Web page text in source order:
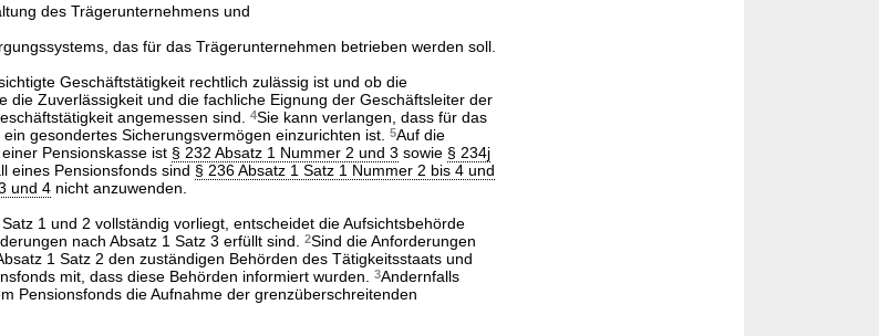
des Trägerunternehmens und
das für das Trägerunternehmen betrieben werden soll.
Geschäftstätigkeit rechtlich zulässig ist und ob die
die Zuverlässigkeit und die fachliche Eignung der Geschäftsleiter der
angemessen sind.
4Sie kann verlangen, dass für das
gesondertes Sicherungsvermögen einzurichten ist.
5Auf die
Pensionskasse ist § 232 Absatz 1 Nummer 2 und 3 sowie § 234j
eines Pensionsfonds sind § 236 Absatz 1 Satz 1 Nummer 2 bis 4 und
und 4 nicht anzuwenden.
1 und 2 vollständig vorliegt, entscheidet die Aufsichtsbehörde
nach Absatz 1 Satz 3 erfüllt sind.
2Sind die Anforderungen
1 Satz 2 den zuständigen Behörden des Tätigkeitsstaats und
mit, dass diese Behörden informiert wurden.
3Andernfalls
Pensionsfonds die Aufnahme der grenzüberschreitenden